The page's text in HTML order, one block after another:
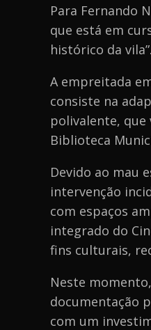
Para Fernando
que está em
histórico da vila”.
A empreitada
consiste na
polivalente, que
Biblioteca
Devido ao mau
intervenção
com espaços
integrado do
fins culturais,
Neste
documentação
com um